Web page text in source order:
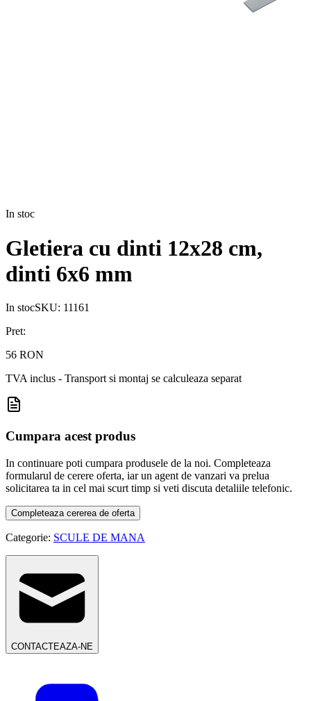
In stoc
Gletiera cu dinti 12x28 cm,
dinti 6x6 mm
In stocSKU: 11161
Pret:
56 RON
TVA inclus - Transport si montaj se calculeaza separat
Cumpara acest produs
In continuare poti cumpara produsele de la noi. Completeaza
formularul de cerere oferta, iar un agent de vanzari va prelua
solicitarea ta in cel mai scurt timp si veti discuta detaliile telefonic.
Completeaza cererea de oferta
Categorie: SCULE DE MANA
CONTACTEAZA-NE